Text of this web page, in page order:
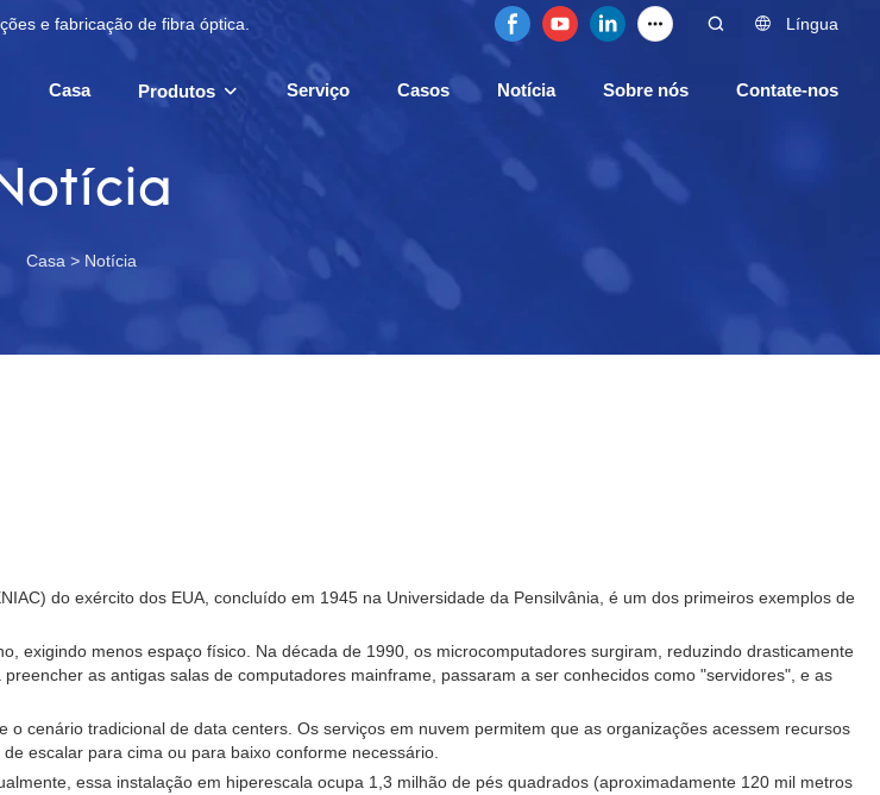
e fabricação de fibra óptica. Língua
Casa Produtos Serviço Casos Notícia Sobre nós Contate-nos
Casa > Notícia
do exército dos EUA, concluído em 1945 na Universidade da Pensilvânia, é um dos primeiros exemplos de
exigindo menos espaço físico. Na década de 1990, os microcomputadores surgiram, reduzindo drasticamente
as antigas salas de computadores mainframe, passaram a ser conhecidos como "servidores", e as
cenário tradicional de data centers. Os serviços em nuvem permitem que as organizações acessem recursos
escalar para cima ou para baixo conforme necessário.
essa instalação em hiperescala ocupa 1,3 milhão de pés quadrados (aproximadamente 120 mil metros